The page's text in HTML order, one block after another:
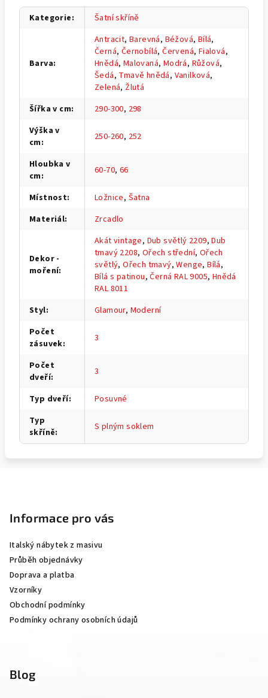
Kategorie: Šatní skříně
Barva:
Antracit,Barevná, Béžová, Bílá,
Černá, Černobílá,Červená, Fialová,
Hnědá, Malovaná, Modrá, Růžová,
Šedá, Tmavě hnědá, Vanilková,
Zelená, Žlutá
Šířka v cm: 290-300, 298
Výška v
cm: 250-260, 252
Hloubka v
cm: 60-70, 66
Místnost: Ložnice, Šatna
Materiál: Zrcadlo
Dekor -
moření:
Akát vintage, Dub světlý 2209,Dub
tmavý 2208, Ořech střední, Ořech
světlý,Ořech tmavý,Wenge,Bílá,
Bílá s patinou,Černá RAL 9005, Hnědá
RAL 8011
Styl: Glamour, Moderní
Počet
zásuvek: 3
Počet
dveří: 3
Typ dveří:
Posuvné
Typ
skříně: S plným soklem
Informace pro vás
Italský nábytek z masivu
Průběh objednávky
Doprava a platba
Vzorníky
Obchodní podmínky
Podmínky ochrany osobních údajů
Blog